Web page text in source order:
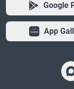
Google
App